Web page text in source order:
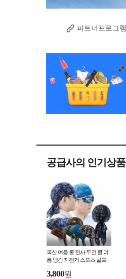
파트너프로그램
공급사의 인기상품
국산 여름 쿨 전사 두건 쿨 여
름 냉감 자전거 스포츠 골프
3,800원